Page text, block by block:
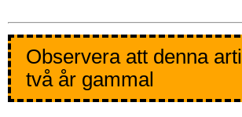
Observera att denna
två år gammal